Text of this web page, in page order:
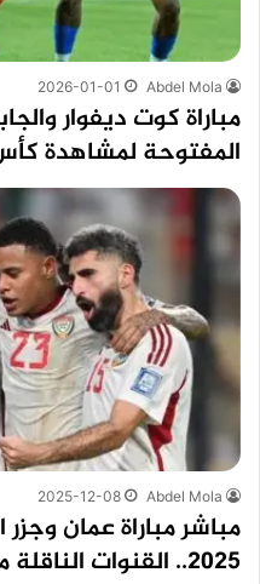
Abdel Mola
2026-01-01
مباراة كوت ديفوار
المفتوحة لمشاهدة كأس
Abdel Mola
2025-12-08
مباشر مباراة عمان
2025.. القنوات الناقلة مجانًا